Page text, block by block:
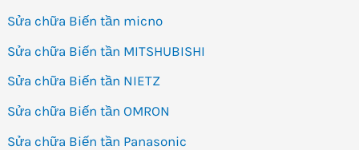
Sửa chữa Biến tần micno
Sửa chữa Biến tần MITSHUBISHI
Sửa chữa Biến tần NIETZ
Sửa chữa Biến tần OMRON
Sửa chữa Biến tần Panasonic